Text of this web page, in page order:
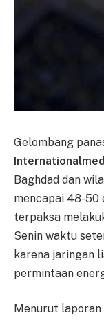
Gelombang
Baghdad dan
mencapai 48-50
terpaksa
Senin waktu
karena jaringan
permintaan
Menurut